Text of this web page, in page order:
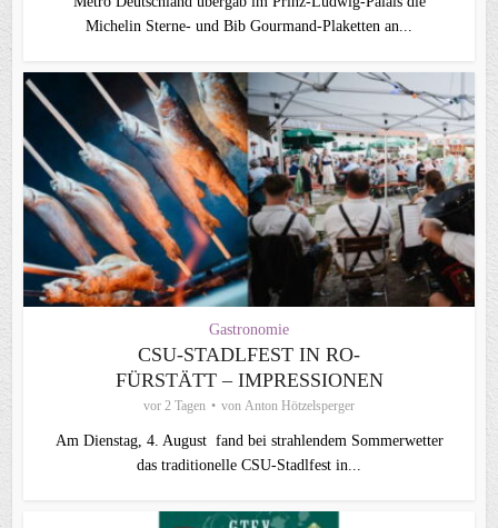
Michelin Sterne- und Bib Gourmand-Plaketten an...
Gastronomie
CSU-STADLFEST IN RO-
FÜRSTÄTT – IMPRESSIONEN
vor 2 Tagen von Anton Hötzelsperger
Am Dienstag, 4. August fand bei strahlendem Sommerwetter
das traditionelle CSU-Stadlfest in...